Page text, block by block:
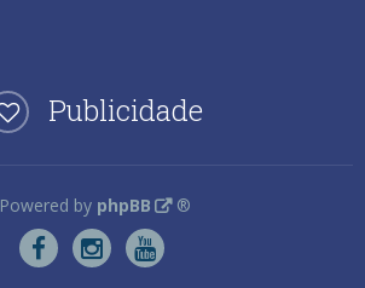
Publicidade
Powered by phpBB ®